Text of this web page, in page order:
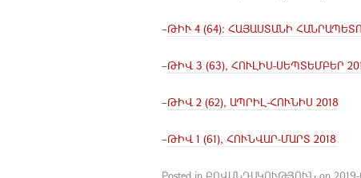
–ԹԻՒ 4 (64): ՀԱՅԱՍՏԱՆԻ
–ԹԻՎ 3 (63), ՀՈՒԼԻՍ-ՍԵՊՏԵՄԲԵՐ
–ԹԻՎ 2 (62), ԱՊՐԻԼ-ՀՈՒՆԻՍ 2018
–ԹԻՎ 1 (61), ՀՈՒՆՎԱՐ-ՄԱՐՏ 2018